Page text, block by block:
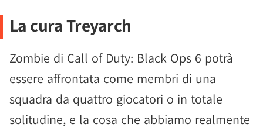
La cura Treyarch
Zombie di Call of Duty: Black Ops 6 potrà
essere affrontata come membri di una
squadra da quattro giocatori o in totale
solitudine, e la cosa che abbiamo realmente